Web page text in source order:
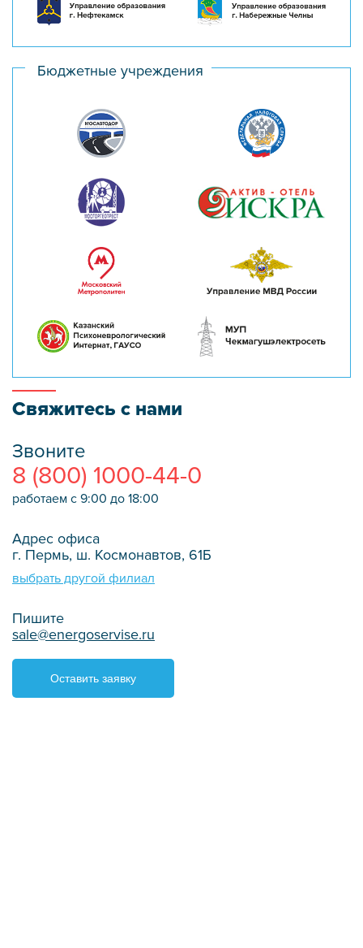
Бюджетные учреждения
Свяжитесь с нами
Звоните
8 (800) 1000-44-0
работаем с 9:00 до 18:00
Адрес офиса
г. Пермь, ш. Космонавтов, 61Б
выбрать другой филиал
Пишите
sale@energoservise.ru
Оставить заявку